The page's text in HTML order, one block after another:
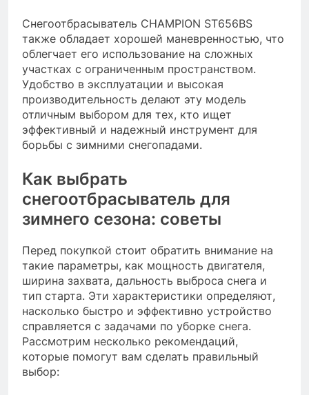
Снегоотбрасыватель CHAMPION ST656BS
также обладает хорошей маневренностью, что
облегчает его использование на сложных
участках с ограниченным пространством.
Удобство в эксплуатации и высокая
производительность делают эту модель
отличным выбором для тех, кто ищет
эффективный и надежный инструмент для
борьбы с зимними снегопадами.
Как выбрать
снегоотбрасыватель для
зимнего сезона: советы
Перед покупкой стоит обратить внимание на
такие параметры, как мощность двигателя,
ширина захвата, дальность выброса снега и
тип старта. Эти характеристики определяют,
насколько быстро и эффективно устройство
справляется с задачами по уборке снега.
Рассмотрим несколько рекомендаций,
которые помогут вам сделать правильный
выбор: